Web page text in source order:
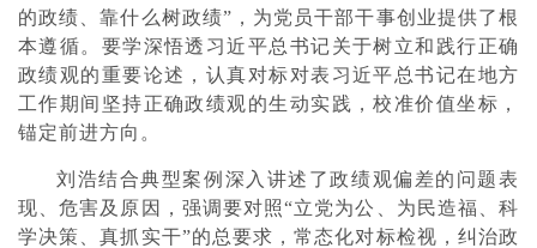
的政绩、靠什么树政绩”，为党员干部干事创业提供了根
本遵循。要学深悟透习近平总书记关于树立和践行正确
政绩观的重要论述，认真对标对表习近平总书记在地方
工作期间坚持正确政绩观的生动实践，校准价值坐标，
锚定前进方向。
刘浩结合典型案例深入讲述了政绩观偏差的问题表
现、危害及原因，强调要对照“立党为公、为民造福、科
学决策、真抓实干”的总要求，常态化对标检视，纠治政